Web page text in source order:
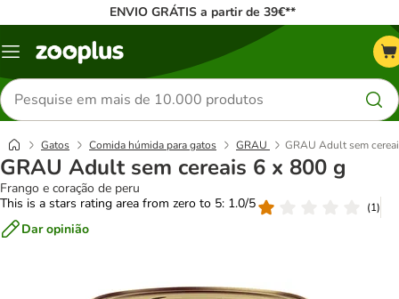
ENVIO GRÁTIS a partir de 39€**
Menu
Pesquisar
produtos
Gatos Comida húmida para gatos GRAU GRAU Adult sem
GRAU Adult sem cereais 6 x 800 g
Frango e coração de peru
This is a stars rating area from zero to 5: 1.0/5
(1)
Dar opinião